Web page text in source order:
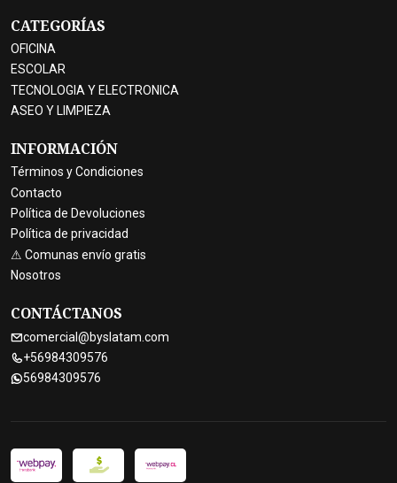
CATEGORÍAS
OFICINA
ESCOLAR
TECNOLOGIA Y ELECTRONICA
ASEO Y LIMPIEZA
INFORMACIÓN
Términos y Condiciones
Contacto
Política de Devoluciones
Política de privacidad
⚠ Comunas envío gratis
Nosotros
CONTÁCTANOS
comercial@byslatam.com
+56984309576
56984309576